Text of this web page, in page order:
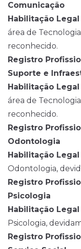
Comunicação
Habilitação
área de
reconhecido.
Registro
Suporte e
Habilitação
área de
reconhecido.
Registro
Odontologia
Habilitação
Odontologia,
Registro
Psicologia
Habilitação
Psicologia,
Registro